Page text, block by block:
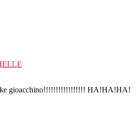
gioacchino!!!!!!!!!!!!!!!!! HA!HA!HA!